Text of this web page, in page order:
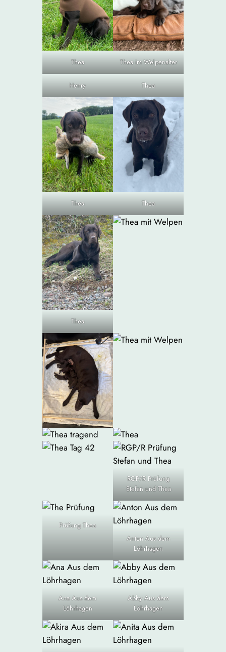
Thea Thea im Welpenalter
Henry Thea
Thea Thea
Thea
RGP/R Prüfung
Stefan und Thea
Prüfung Thea
Anton Aus dem
Löhrhagen
Ana Aus dem
Löhrhagen
Abby Aus dem
Löhrhagen